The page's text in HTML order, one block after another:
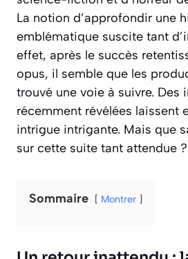
La notion d’approfondir une
emblématique suscite tant
effet, après le succès
opus, il semble que les
trouvé une voie à suivre. Des
récemment révélées laissent
intrigue intrigante. Mais que
sur cette suite tant attendue ?
Sommaire Montrer